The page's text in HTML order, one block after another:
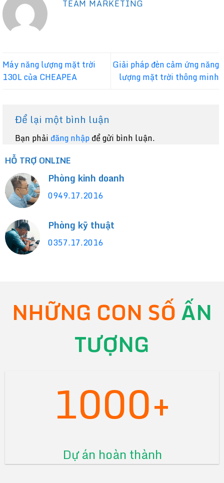
TEAM MARKETING
Máy năng lượng mặt trời
130L của CHEAPEA
Giải pháp đèn cảm ứng năng
lượng mặt trời thông minh
Để lại một bình luận
Bạn phải đăng nhậpđể gửi bình luận.
HỖ TRỢ ONLINE
Phòng kinh doanh
0949.17.2016
Phòng kỹ thuật
0357.17.2016
NHỮNG CON SỐ ẤN
TƯỢNG
1000+
Dự án hoàn thành